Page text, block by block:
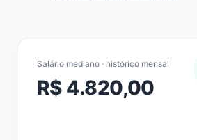
Salário mediano · histórico mensal
R$ 4.820,00